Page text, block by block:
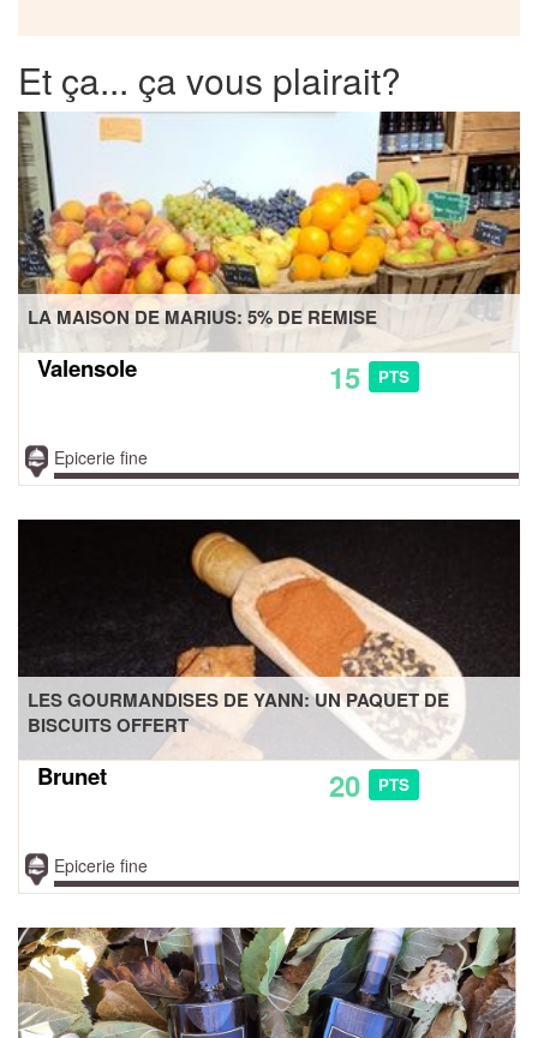
Et ça... ça vous plairait?
LA MAISON DE MARIUS: 5% DE REMISE
Valensole 15 PTS
Epicerie fine
LES GOURMANDISES DE YANN: UN PAQUET DE
BISCUITS OFFERT
Brunet 20 PTS
Epicerie fine